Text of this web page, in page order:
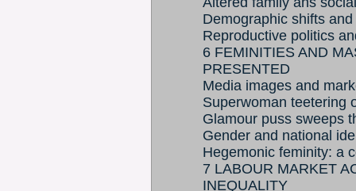
Demographic shifts
Reproductive politics
6 FEMINITIES AND
PRESENTED
Media images and
Superwoman teetering
Glamour puss sweeps
Gender and national
Hegemonic feminity: a
7 LABOUR MARKET
INEQUALITY